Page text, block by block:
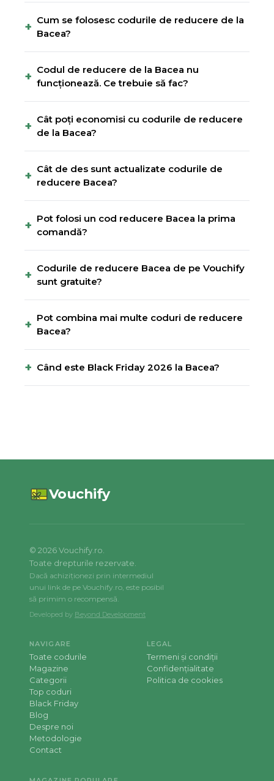
+ Cum se folosesc codurile de reducere de la
Bacea?
+ Codul de reducere de la Bacea nu
funcționează. Ce trebuie să fac?
+ Cât poți economisi cu codurile de reducere
de la Bacea?
+ Cât de des sunt actualizate codurile de
reducere Bacea?
+ Pot folosi un cod reducere Bacea la prima
comandă?
+ Codurile de reducere Bacea de pe Vouchify
sunt gratuite?
+ Pot combina mai multe coduri de reducere
Bacea?
+ Când este Black Friday 2026 la Bacea?
Vouchify
© 2026Vouchify.ro.
Toate drepturile rezervate.
Dacă achiziționezi prin intermediul
unui link de pe Vouchify.ro, este posibil
să primim o recompensă.
Developed by Beyond Development
NAVIGARE
Toate codurile
Magazine
Categorii
Top coduri
Black Friday
Blog
Despre noi
Metodologie
Contact
LEGAL
Termeni și condiții
Confidențialitate
Politica de cookies